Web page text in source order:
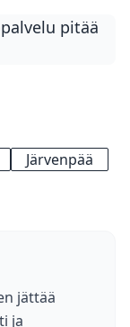
pitää
Järvenpää
jättää
ja